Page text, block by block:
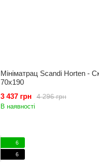
Мініматрац Scandi Horten -
70x190
4 296 грн
3 437 грн
В наявності
6
6